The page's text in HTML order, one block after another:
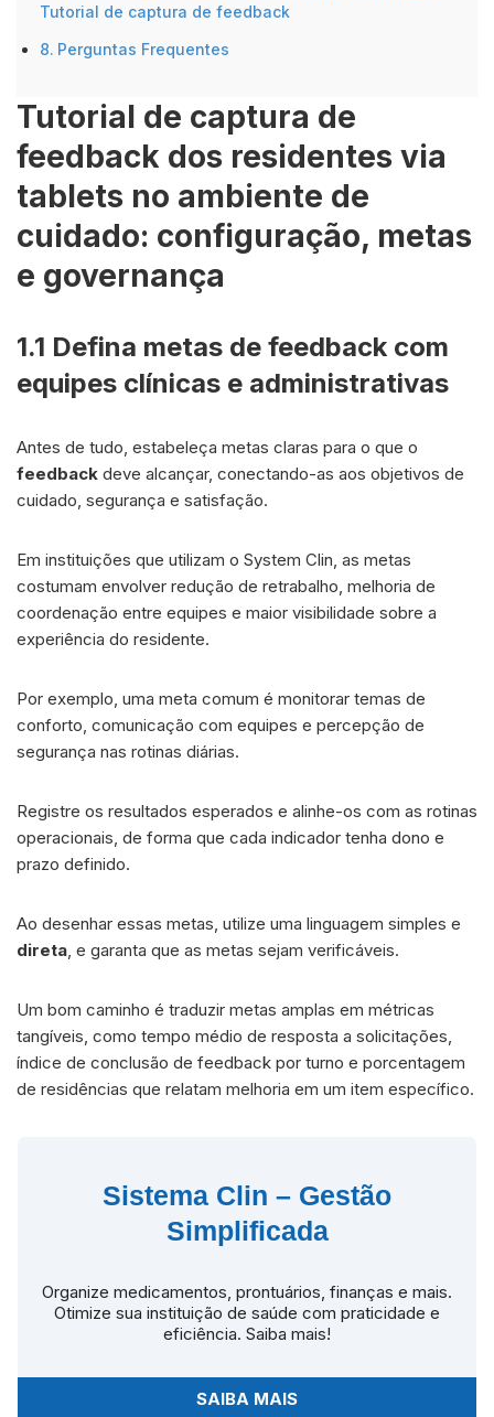
Tutorial de captura de feedback
Perguntas Frequentes
Tutorial de captura de
feedback dos residentes via
tablets no ambiente de
cuidado: configuração, metas
e governança
1.1 Defina metas de feedback com
equipes clínicas e administrativas
Antes de tudo, estabeleça metas claras para o que o
feedback deve alcançar, conectando-as aos objetivos de
cuidado, segurança e satisfação.
Em instituições que utilizam o System Clin, as metas
costumam envolver redução de retrabalho, melhoria de
coordenação entre equipes e maior visibilidade sobre a
experiência do residente.
Por exemplo, uma meta comum é monitorar temas de
conforto, comunicação com equipes e percepção de
segurança nas rotinas diárias.
Registre os resultados esperados e alinhe-os com as rotinas
operacionais, de forma que cada indicador tenha dono e
prazo definido.
Ao desenhar essas metas, utilize uma linguagem simples e
direta, e garanta que as metas sejam verificáveis.
Um bom caminho é traduzir metas amplas em métricas
tangíveis, como tempo médio de resposta a solicitações,
índice de conclusão de feedback por turno e porcentagem
de residências que relatam melhoria em um item específico.
Sistema Clin – Gestão
Simplificada
Organize medicamentos, prontuários, finanças e mais.
Otimize sua instituição de saúde com praticidade e
eficiência. Saiba mais!
SAIBA MAIS